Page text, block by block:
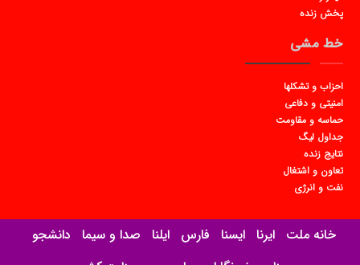
پخش زنده
خط مشی
احزاب و تشکلها
امنیتی و دفاعی
حماسه و مقاومت
جداول لیگ
نتایج زنده
تعاون و اشتغال
نفت و انرژی
خانه ملت ایرنا ایسنا فارس ایلنا صدا و سیما دانشجو